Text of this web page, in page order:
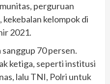
perguruan
kelompok di
2021.
70 persen.
ketiga, seperti institusi
lalu TNI, Polri untuk